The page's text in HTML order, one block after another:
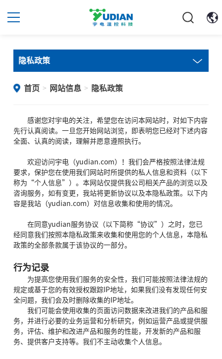
隐私政策
首页 > 网站信息 > 隐私政策
感谢您对宇电的关注，希望您在访问本网站时，对如下内容
先行认真阅读。一旦您开始网站浏览，即表明您已经对下述内容
全面、认真的阅读，理解并愿意遵照执行。
欢迎访问宇电（yudian.com）！我们会严格按照法律法规
要求，保护您在使用我们网站时所提供的私人信息和资料（以下
称为“个人信息”）。本网站仅提供我公司相关产品的浏览以及
咨询服务，如有变更，我站将更新协议以及本隐私政策。以下内
容是我站（yudian.com）对信息收集和使用的情况。
在同意yudian服务协议（以下简称“协议”）之时，您已
经同意我们按照本隐私政策来收集和使用您的个人信息，本隐私
政策的全部条款属于该协议的一部分。
行为记录
为提高您使用我们服务的安全性，我们可能按照法律法规的
规定或基于您的有效授权跟踪IP地址，如果我们没有发现任何安
全问题，我们会及时删除收集的IP地址。
我们可能会使用收集的页面访问数据来改进我们的产品和服
务，并进行必要的业务运营和分析研究，例如运营产品或提供服
务，评估、维护和改进产品和服务的性能，开发新的产品和服
务、提供客户支持等。我们不主动收集个人信息。